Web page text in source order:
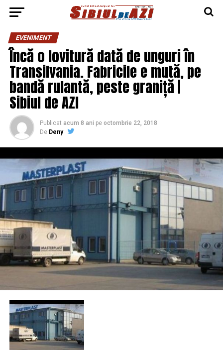
EVENIMENT
Încă o lovitură dată de unguri în
Transilvania. Fabricile e mută, pe
bandă rulantă, peste graniță |
Sibiul de AZI
Publicat acum 8 ani pe octombrie 22, 2018
De Deny